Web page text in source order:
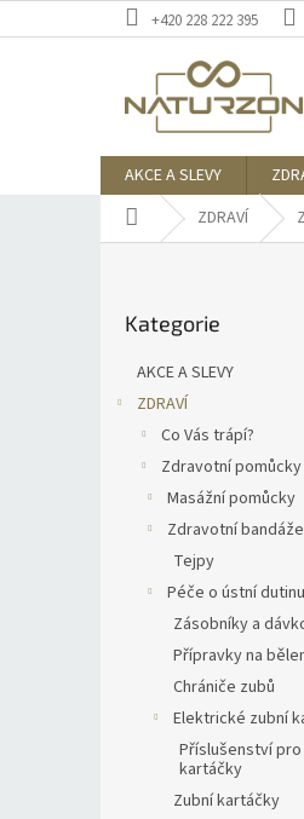
na
+420 228 222 395
AKCE A SLEVY
Domů ZDRAVÍ
kategorie
Kategorie
AKCE A SLEVY
ZDRAVÍ
Co Vás trápí?
Zdravotní pomůcky
Masážní pomůcky
Zdravotní
Tejpy
Péče o ústní dutinu
Zásobníky a
Přípravky na
Chrániče zubů
Elektrické zubní
Příslušenství
kartáčky
Zubní kartáčky